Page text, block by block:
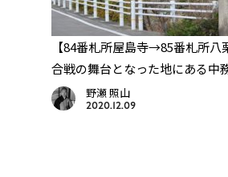
【84番札所屋島寺→85番札所八
合戦の舞台となった地にある中
野瀬 照山
2020.12.09